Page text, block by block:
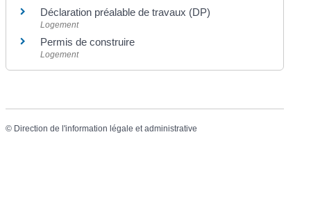
Déclaration préalable de travaux (DP)
Logement
Permis de construire
Logement
© Direction de l'information légale et administrative